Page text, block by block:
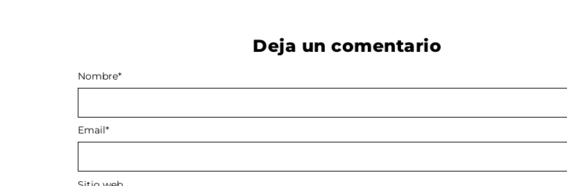
Deja un comentario
Nombre*
Email*
Alternative: